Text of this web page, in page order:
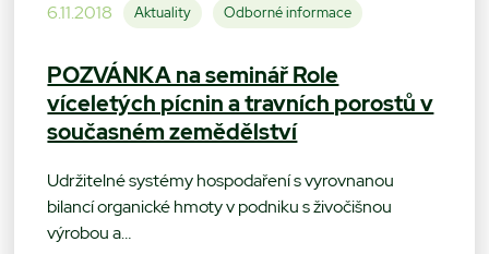
6.11.2018 Aktuality Odborné informace
POZVÁNKA na seminář Role
víceletých pícnin a travních porostů v
současném zemědělství
Udržitelné systémy hospodaření s vyrovnanou
bilancí organické hmoty v podniku s živočišnou
výrobou a…